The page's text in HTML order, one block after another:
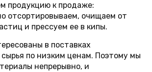
продукцию к продаже:
отсортировываем, очищаем от
и прессуем ее в кипы.
в поставках
сырья по низким ценам. Поэтому мы
непрерывно, и